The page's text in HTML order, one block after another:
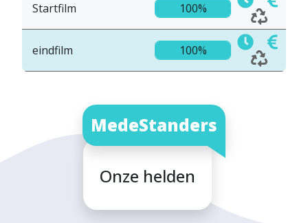
Startfilm 100%
eindfilm 100%
MedeStanders
Onze helden